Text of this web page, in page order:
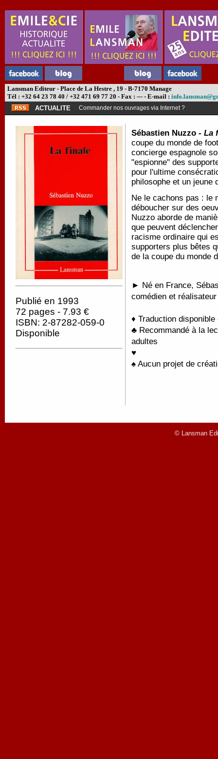
Lansman Editeur - Place de La Hestre , 19 - B-7170 Manage
Tél : +32 64 23 78 40 / +32 471 69 77 20 - Fax : --- - E-mail :
ACTUALITE
Commander nos ouvrages via Internet ?
Publié en 1993
72 pages - 7.93 €
ISBN: 2-87282-059-0
Disponible
Sébastien Nuzzo - La
coupe du monde de
concierge espagnole
"espionne" des
pour l'ultime
philosophe et un
Ne le cachons pas : le
déboucher sur des
Nuzzo aborde de
que peuvent
racisme ordinaire qui
supporters plus bêtes
de la coupe du monde
► Né en France,
comédien et
♦ Traduction
♣ Recommandé à la
adultes
♥
♠ Aucun projet de
© Lansman